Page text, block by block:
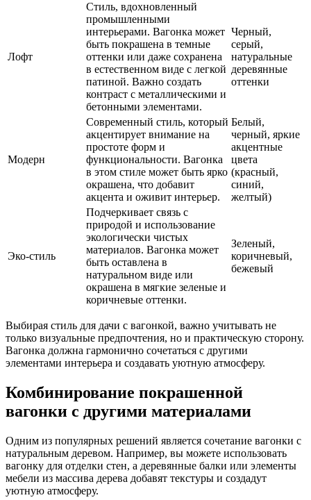
Лофт
Стиль, вдохновленный
промышленными
интерьерами. Вагонка может
быть покрашена в темные
оттенки или даже сохранена
в естественном виде с легкой
патиной. Важно создать
контраст с металлическими и
бетонными элементами.
Черный,
серый,
натуральные
деревянные
оттенки
Модерн
Современный стиль, который
акцентирует внимание на
простоте форм и
функциональности. Вагонка
в этом стиле может быть ярко
окрашена, что добавит
акцента и оживит интерьер.
Белый,
черный, яркие
акцентные
цвета
(красный,
синий,
желтый)
Эко-стиль
Подчеркивает связь с
природой и использование
экологически чистых
материалов. Вагонка может
быть оставлена в
натуральном виде или
окрашена в мягкие зеленые и
коричневые оттенки.
Зеленый,
коричневый,
бежевый
Выбирая стиль для дачи с вагонкой, важно учитывать не
только визуальные предпочтения, но и практическую сторону.
Вагонка должна гармонично сочетаться с другими
элементами интерьера и создавать уютную атмосферу.
Комбинирование покрашенной
вагонки с другими материалами
Одним из популярных решений является сочетание вагонки с
натуральным деревом. Например, вы можете использовать
вагонку для отделки стен, а деревянные балки или элементы
мебели из массива дерева добавят текстуры и создадут
уютную атмосферу.